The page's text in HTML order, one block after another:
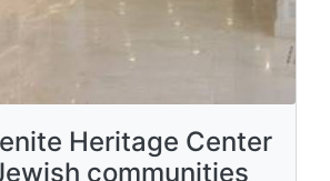
Heritage Center
communities